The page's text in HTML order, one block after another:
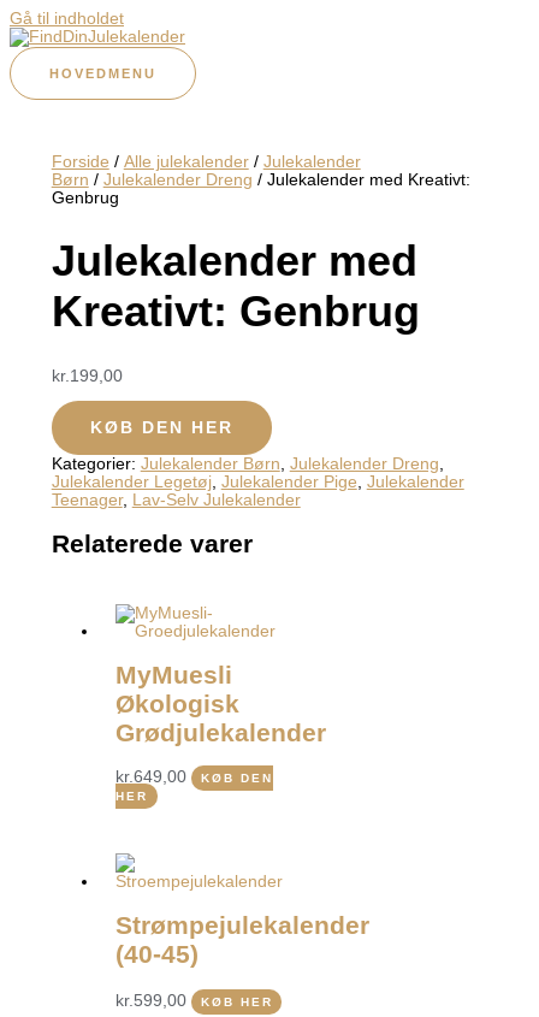
Gå til indholdet
HOVEDMENU
Forside / Alle julekalender/ Julekalender
Børn / Julekalender Dreng / Julekalender med Kreativt:
Genbrug
Julekalender med
Kreativt: Genbrug
kr. 199,00
KØB DEN HER
Kategorier: Julekalender Børn, Julekalender Dreng,
Julekalender Legetøj, Julekalender Pige, Julekalender
Teenager, Lav-Selv Julekalender
Relaterede varer
MyMuesli
Økologisk
Grødjulekalender
kr.649,00
KØB DEN
HER
Strømpejulekalender
(40-45)
kr.599,00 KØB HER